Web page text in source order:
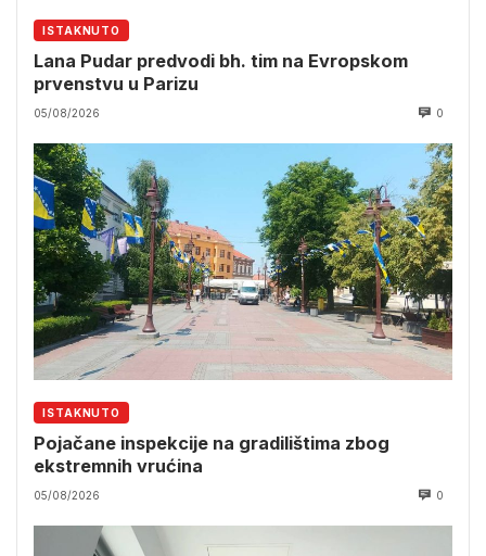
ISTAKNUTO
Lana Pudar predvodi bh. tim na Evropskom
prvenstvu u Parizu
05/08/2026 0
ISTAKNUTO
Pojačane inspekcije na gradilištima zbog
ekstremnih vrućina
05/08/2026 0